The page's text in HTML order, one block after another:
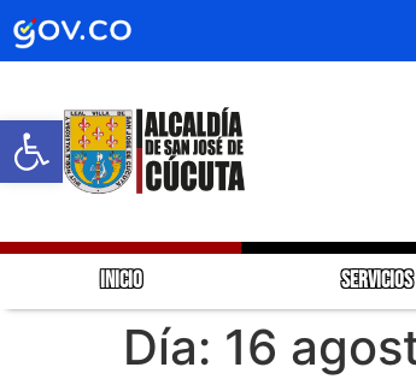
Abrir barra de
INICIO SERVICIOS
Día: 16